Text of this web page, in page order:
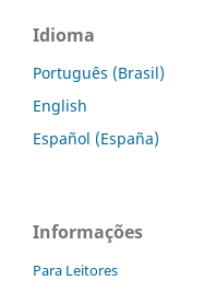
Idioma
Português (Brasil)
English
Español (España)
Informações
Para Leitores